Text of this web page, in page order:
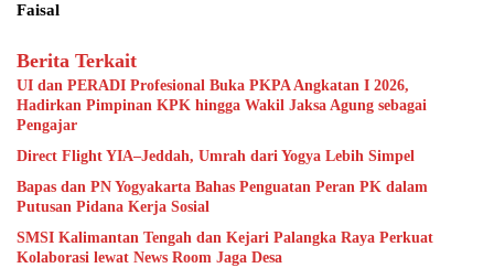
Faisal
Berita Terkait
UI dan PERADI Profesional Buka PKPA Angkatan I 2026,
Hadirkan Pimpinan KPK hingga Wakil Jaksa Agung sebagai
Pengajar
Direct Flight YIA–Jeddah, Umrah dari Yogya Lebih Simpel
Bapas dan PN Yogyakarta Bahas Penguatan Peran PK dalam
Putusan Pidana Kerja Sosial
SMSI Kalimantan Tengah dan Kejari Palangka Raya Perkuat
Kolaborasi lewat News Room Jaga Desa